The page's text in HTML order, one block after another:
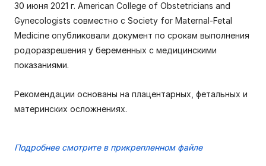
30 июня 2021 г. American College of Obstetricians and
Gynecologists совместно с Society for Maternal-Fetal
Medicine опубликовали документ по срокам выполнения
родоразрешения у беременных с медицинскими
показаниями.
Рекомендации основаны на плацентарных, фетальных и
материнских осложнениях.
Подробнее смотрите в прикрепленном файле